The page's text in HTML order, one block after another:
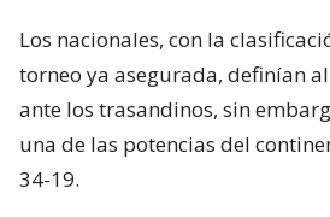
Los nacionales, con la
torneo ya asegurada, definían
ante los trasandinos, sin
una de las potencias del
34-19.